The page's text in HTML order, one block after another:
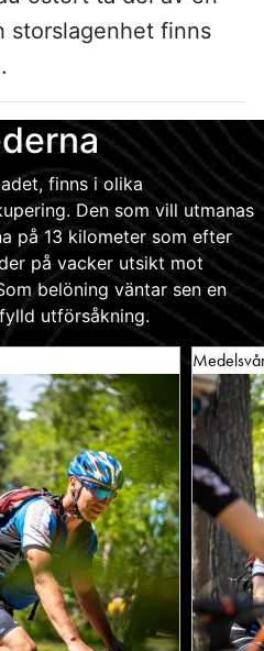
storslagenhet finns
finns i olika
Den som vill utmanas
på 13 kilometer som efter
på vacker utsikt mot
belöning väntar sen en
utförsåkning.